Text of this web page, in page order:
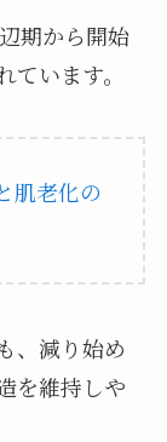
期から開始
います。
肌老化の
、減り始め
を維持しや